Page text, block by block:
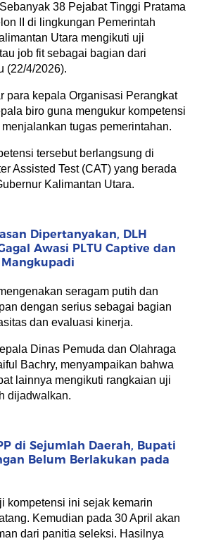
38 Pejabat Tinggi Pratama
II di lingkungan Pemerintah
Utara mengikuti uji
job fit sebagai bagian dari
(22/4/2026).
para kepala Organisasi Perangkat
biro guna mengukur kompetensi
tugas pemerintahan.
tersebut berlangsung di
Assisted Test (CAT) yang berada
Kalimantan Utara.
Dipertanyakan, DLH
Awasi PLTU Captive dan
seragam putih dan
dengan serius sebagai bagian
dan evaluasi kinerja.
Dinas Pemuda dan Olahraga
Bachry, menyampaikan bahwa
lainnya mengikuti rangkaian uji
dijadwalkan.
di Sejumlah Daerah, Bupati
Belum Berlakukan pada
kompetensi ini sejak kemarin
Kemudian pada 30 April akan
dari panitia seleksi. Hasilnya